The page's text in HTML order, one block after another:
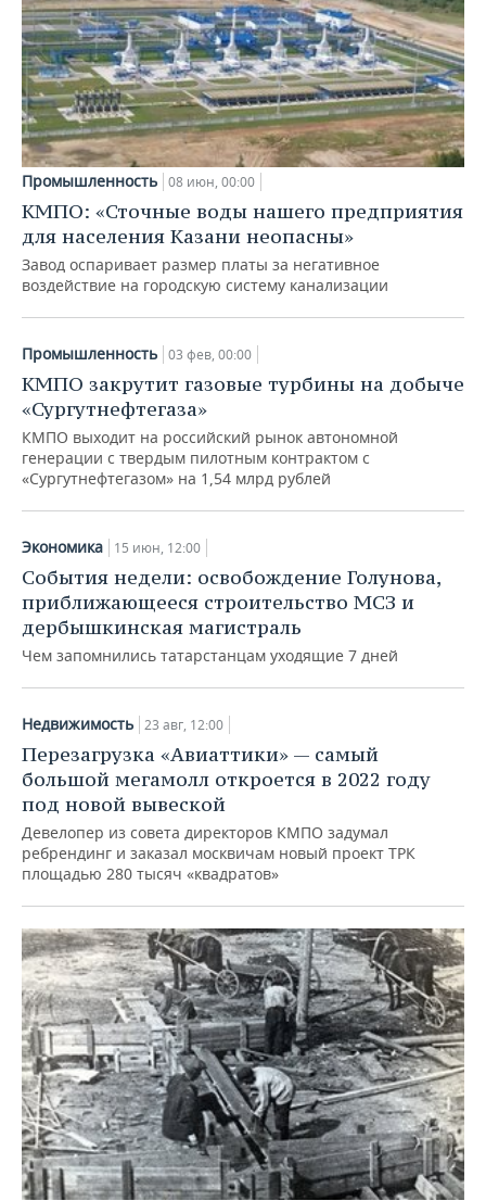
Промышленность 08 июн, 00:00
КМПО: «Сточные воды нашего предприятия
для населения Казани неопасны»
Завод оспаривает размер платы за негативное
воздействие на городскую систему канализации
Промышленность 03 фев, 00:00
КМПО закрутит газовые турбины на добыче
«Сургутнефтегаза»
КМПО выходит на российский рынок автономной
генерации с твердым пилотным контрактом с
«Сургутнефтегазом» на 1,54 млрд рублей
Экономика 15 июн, 12:00
События недели: освобождение Голунова,
приближающееся строительство МСЗ и
дербышкинская магистраль
Чем запомнились татарстанцам уходящие 7 дней
Недвижимость 23 авг, 12:00
Перезагрузка «Авиаттики» — самый
большой мегамолл откроется в 2022 году
под новой вывеской
Девелопер из совета директоров КМПО задумал
ребрендинг и заказал москвичам новый проект ТРК
площадью 280 тысяч «квадратов»